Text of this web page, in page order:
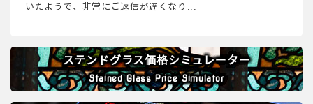
いたようで、非常にご返信が遅くなり...
ステンドグラス価格シミュレーター
Stained Glass Price Simulator